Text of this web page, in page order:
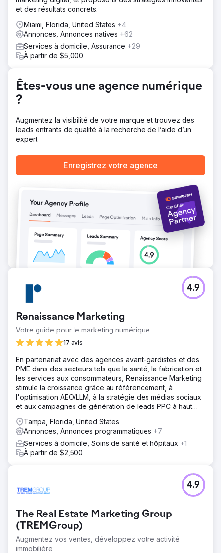
convivial pour présenter les services et stimuler
l'engagement. SEO : Optimisation du site pour la
recherche locale, amélioration des classements et
augmentation du trafic organique. PPC : Lancement de
campagnes Google Ads ciblées pour attirer des
prospects qualifiés et maximiser le retour sur
investissement.
Trafic : augmentation de 180 % des visites sur le site Web
et augmentation de 40 % de l'engagement des
utilisateurs. SEO : classement dans le top 3 pour les mots
des demandes de renseignements organiques. PPC :
retour sur investissement de 300 %, avec 75 % de
prospects en plus et un coût par clic inférieur de 35 %.
Vers la page de l'agence
et des résultats concrets.
Miami, Florida, United States +4
Annonces, Annonces natives +62
Services à domicile, Assurance +29
À partir de $5,000
Êtes-vous une agence numérique
?
Augmentez la visibilité de votre marque et trouvez des
leads entrants de qualité à la recherche de l’aide d’un
expert.
Enregistrez votre agence
Renaissance Marketing
Votre guide pour le marketing numérique
17 avis
4.9
En partenariat avec des agences avant-gardistes et des
PME dans des secteurs tels que la santé, la fabrication et
les services aux consommateurs, Renaissance Marketing
stimule la croissance grâce au référencement, à
l'optimisation AEO/LLM, à la stratégie des médias sociaux
et aux campagnes de génération de leads PPC à haut
Tampa, Florida, United States
Annonces, Annonces programmatiques +7
Services à domicile, Soins de santé et hôpitaux +1
À partir de $2,500
The Real Estate Marketing Group
(TREMGroup)
Augmentez vos ventes, développez votre activité
immobilière
4.9